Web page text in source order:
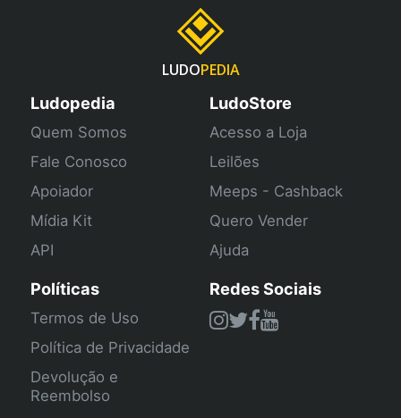
LUDOPEDIA
Ludopedia
Quem Somos
Fale Conosco
Apoiador
Mídia Kit
API
LudoStore
Acesso a Loja
Leilões
Meeps - Cashback
Quero Vender
Ajuda
Políticas
Termos de Uso
Política de Privacidade
Devolução e
Reembolso
Redes Sociais